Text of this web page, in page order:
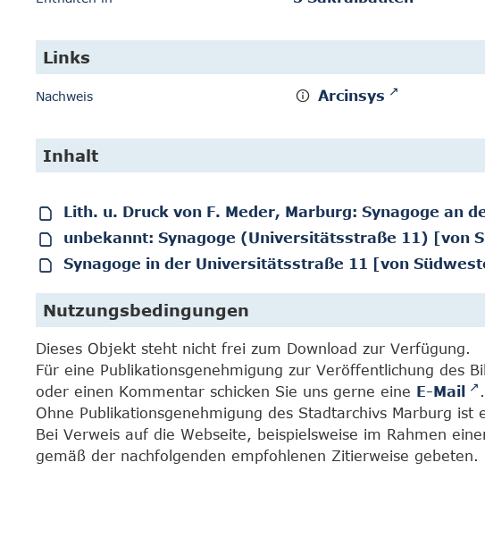
Links
Nachweis Arcinsys
Inhalt
Lith. u. Druck von F. Meder, Marburg: Synagoge an
unbekannt: Synagoge (Universitätsstraße 11) [von
Synagoge in der Universitätsstraße 11 [von
Nutzungsbedingungen
Dieses Objekt steht nicht frei zum Download zur Verfügung.
Für eine Publikationsgenehmigung zur Veröffentlichung des
oder einen Kommentar schicken Sie uns gerne eine E-Mail
.
Ohne Publikationsgenehmigung des Stadtarchivs Marburg
Bei Verweis auf die Webseite, beispielsweise im Rahmen
gemäß der nachfolgenden empfohlenen Zitierweise gebeten.